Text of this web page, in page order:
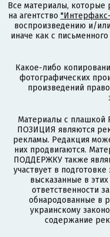
Все материалы, которые
на агентство
воспроизведению и/
иначе как с
Какое-либо
фотографических
произведений
Материалы с плашкой
ПОЗИЦИЯ являются
рекламы. Редакция
них продвигаются.
ПОДДЕРЖКУ также
участвует в
высказанные в
ответственности
обнародованные в
украинскому
содержание